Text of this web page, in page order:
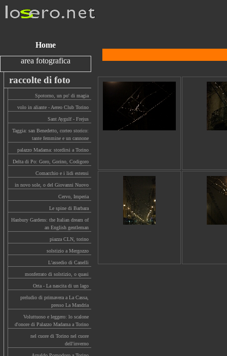
Home
area fotografica
raccolte di foto
Spotorno, un po' di magia
volo in aliante - Aereo Club Torino
Sant Aygulf - Frejus
Taggia: san Benedetto, corteo storico:
tante femmine e un cannone
palazzo Madama: stordirsi a Torino
Delta di Po: Goro, Gorino, Codigoro
Comacchio e i lidi estensi
in novo sole, o del Giovanni Nuovo
Cervo, Imperia
Le spine di Barbara
Hanbury Gardens: the Italian dream of
an English gentleman
piazza CLN, torino
solstizio a Mergozzo
L'assedio di Canelli
monferrato di solstizio, o quasi
Orta - La nascita di un lago
preludio di primavera a La Cassa,
presso La Mandria
Voluttuoso e leggero: lo scalone
d'onore di Palazzo Madama a Torino
nel cuore di Torino nel cuore
dell'inverno